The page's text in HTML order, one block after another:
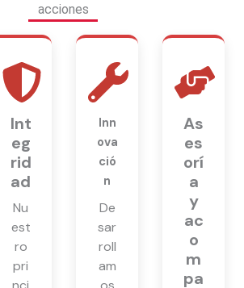
acciones
Int
eg
rid
ad
Nu
est
ro
pri
Inn
ova
ció
n
De
sar
roll
am
As
es
orí
a
y
ac
o
m
pa